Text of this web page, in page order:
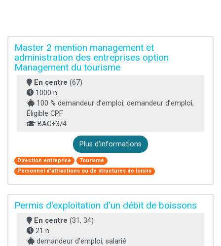
Master 2 mention management et
administration des entreprises option
Management du tourisme
En centre (67)
1000 h
100 % demandeur d’emploi, demandeur d’emploi,
Éligible CPF
BAC+3/4
Plus d'informations
Direction entreprise
Tourisme
Personnel d'attractions ou de structures de loisirs
Permis d'exploitation d'un débit de boissons
En centre (31, 34)
21 h
demandeur d’emploi, salarié